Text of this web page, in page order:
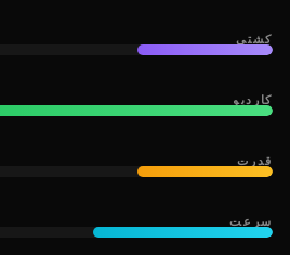
کشتی
کاردیو
قدرت
سرعت